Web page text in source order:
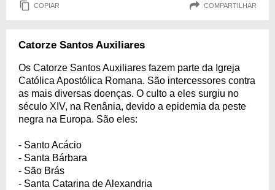
COPIAR COMPARTILHAR
Catorze Santos Auxiliares
Os Catorze Santos Auxiliares fazem parte da Igreja
Católica Apostólica Romana. São intercessores contra
as mais diversas doenças. O culto a eles surgiu no
século XIV, na Renânia, devido a epidemia da peste
negra na Europa. São eles:
- Santo Acácio
- Santa Bárbara
- São Brás
- Santa Catarina de Alexandria